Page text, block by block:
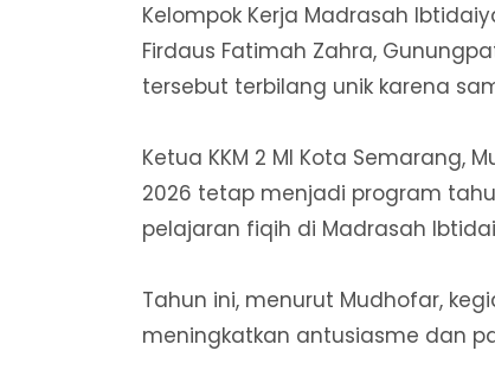
Kelompok Kerja Madrasah
Firdaus Fatimah Zahra,
tersebut terbilang unik karena
Ketua KKM 2 MI Kota Semarang,
2026 tetap menjadi program
pelajaran fiqih di Madrasah
Tahun ini, menurut Mudhofar,
meningkatkan antusiasme dan